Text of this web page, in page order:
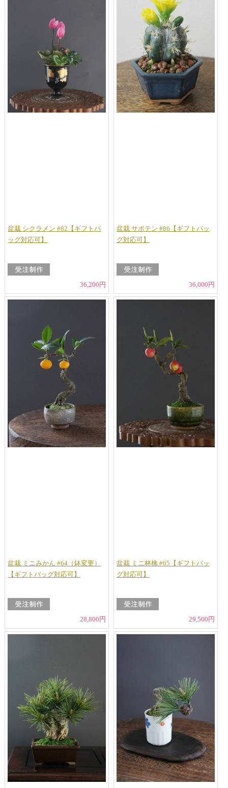
盆栽 シクラメン #82【ギフトバ
ッグ対応可】
36,200円
盆栽 サボテン #86【ギフトバッ
グ対応可】
36,000円
盆栽 ミニみかん #64（鉢変更）
【ギフトバッグ対応可】
28,800円
盆栽 ミニ林檎 #65【ギフトバッ
グ対応可】
29,500円